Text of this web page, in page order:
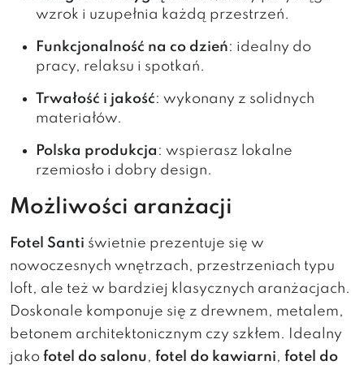
wzrok i uzupełnia każdą przestrzeń.
Funkcjonalność na co dzień: idealny do
pracy, relaksu i spotkań.
Trwałość i jakość: wykonany z solidnych
materiałów.
Polska produkcja : wspierasz lokalne
rzemiosło i dobry design.
Możliwości aranżacji
Fotel Santi świetnie prezentuje się w
nowoczesnych wnętrzach, przestrzeniach typu
loft, ale też w bardziej klasycznych aranżacjach.
Doskonale komponuje się z drewnem, metalem,
betonem architektonicznym czy szkłem. Idealny
jako fotel do salonu, fotel do kawiarni, fotel do